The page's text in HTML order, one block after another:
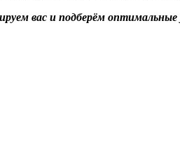
вас и подберём оптимальные